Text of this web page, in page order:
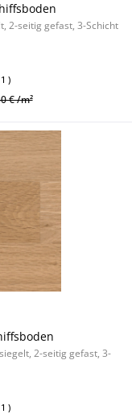
2-seitig gefast, 3-Schicht
)
€ /m²
2-seitig gefast, 3-
)